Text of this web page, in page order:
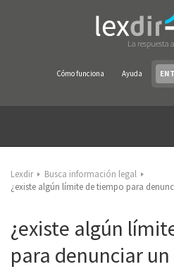
La respuesta
Cómo funciona Ayuda
Lexdir
Busca información legal
¿existe algún límite de tiempo para
¿existe algún
para denunciar